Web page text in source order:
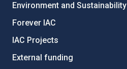
Environment and Sustainability
Forever IAC
IAC Projects
External funding